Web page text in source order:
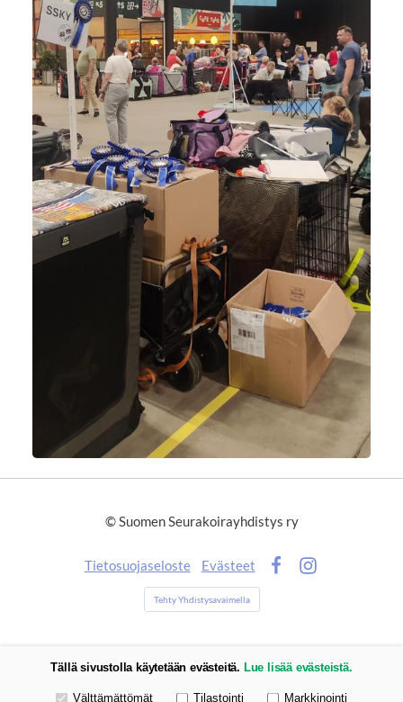
©Suomen Seurakoirayhdistys ry
Tietosuojaseloste
Evästeet
Tehty Yhdistysavaimella
Tällä sivustolla käytetään evästeitä. Lue lisää evästeistä.
Valitse käytettävät evästeet
Välttämättömät Tilastointi Markkinointi